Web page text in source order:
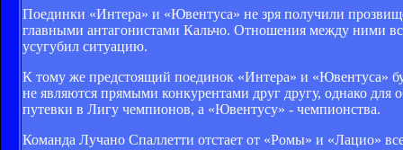
Поединки «Интера» и «Ювентуса» не зря получили
главными антагонистами Кальчо. Отношения между ними
усугубил ситуацию.
К тому же предстоящий поединок «Интера» и «Ювентуса»
не являются прямыми конкурентами друг другу, однако для
путевки в Лигу чемпионов, а «Ювентусу» - чемпионства.
Команда Лучано Спаллетти отстает от «Ромы» и «Лацио»